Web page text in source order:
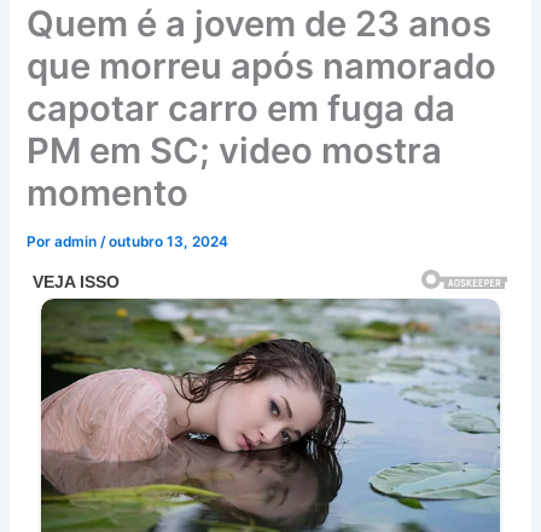
Quem é a jovem de 23 anos
que morreu após namorado
capotar carro em fuga da
PM em SC; video mostra
momento
Poradmin /outubro 13, 2024